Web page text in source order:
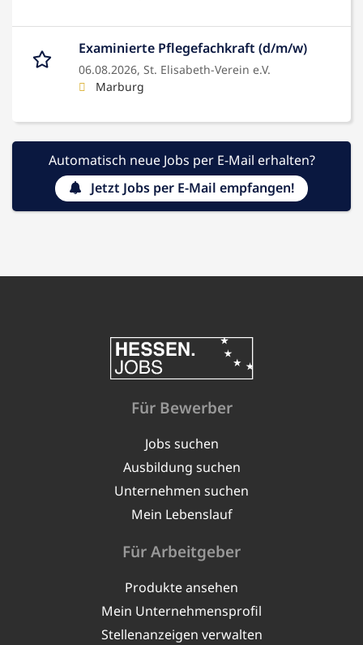
Examinierte Pflegefachkraft (d/m/w)
06.08.2026, St. Elisabeth-Verein e.V.
Marburg
Automatisch neue Jobs per E-Mail erhalten?
Jetzt Jobs per E-Mail empfangen!
Für Bewerber
Jobs suchen
Ausbildung suchen
Unternehmen suchen
Mein Lebenslauf
Für Arbeitgeber
Produkte ansehen
Mein Unternehmensprofil
Stellenanzeigen verwalten